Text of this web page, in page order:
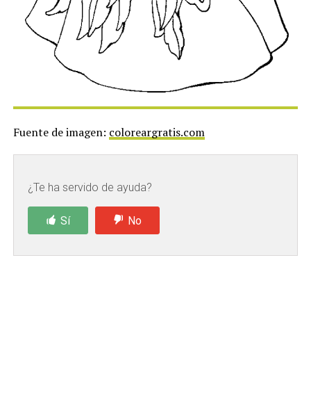
Fuente de imagen: coloreargratis.com
¿Te ha servido de ayuda?
Sí No